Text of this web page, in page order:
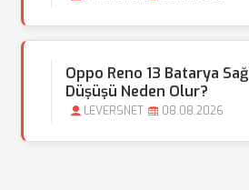
Oppo Reno 13 Batarya
Düşüşü Neden Olur?
LEVERSNET 08.08.2026